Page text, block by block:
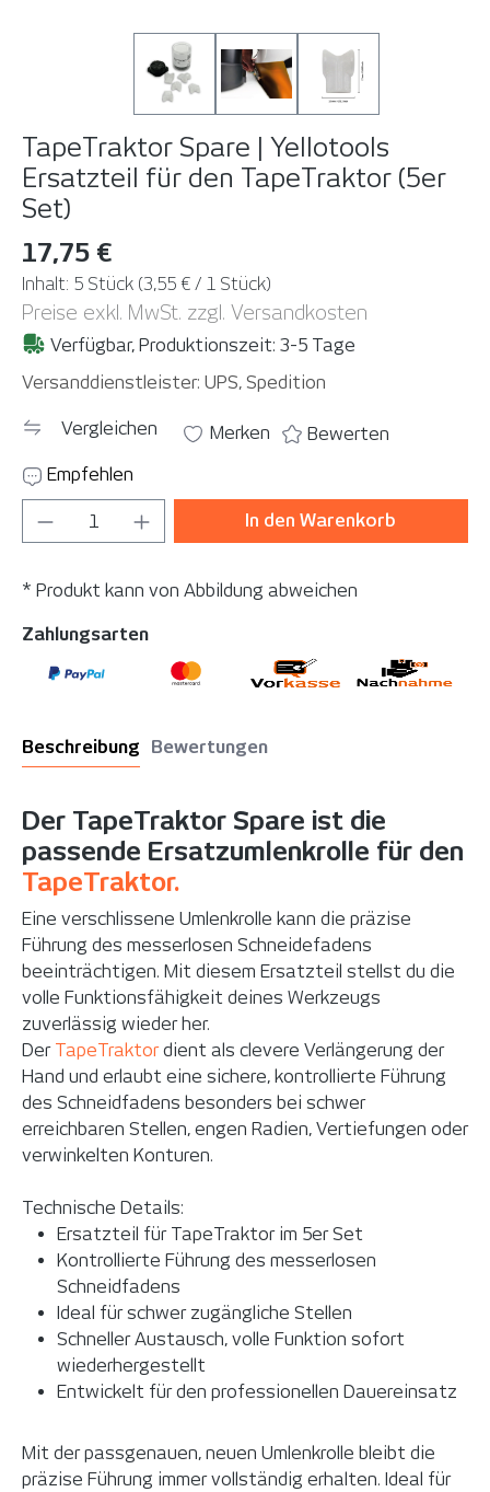
TapeTraktor Spare | Yellotools
Ersatzteil für den TapeTraktor (5er
Set)
17,75 €
Inhalt: 5 Stück (3,55 € / 1 Stück)
Preise exkl. MwSt. zzgl. Versandkosten
Verfügbar, Produktionszeit: 3-5 Tage
Versanddienstleister: UPS, Spedition
Vergleichen Merken
Bewerten
Empfehlen
Produkt Anzahl: Gib den gewünschten
In den Warenkorb
* Produkt kann von Abbildung abweichen
Zahlungsarten
Beschreibung Bewertungen
Der TapeTraktor Spare ist die
passende Ersatzumlenkrolle für den
TapeTraktor.
Eine verschlissene Umlenkrolle kann die präzise
Führung des messerlosen Schneidefadens
beeinträchtigen. Mit diesem Ersatzteil stellst du die
volle Funktionsfähigkeit deines Werkzeugs
zuverlässig wieder her.
Der TapeTraktordient als clevere Verlängerung der
Hand und erlaubt eine sichere, kontrollierte Führung
des Schneidfadens besonders bei schwer
erreichbaren Stellen, engen Radien, Vertiefungen oder
verwinkelten Konturen.
Technische Details:
Ersatzteil für TapeTraktor im 5er Set
Kontrollierte Führung des messerlosen
Schneidfadens
Ideal für schwer zugängliche Stellen
Schneller Austausch, volle Funktion sofort
wiederhergestellt
Entwickelt für den professionellen Dauereinsatz
Mit der passgenauen, neuen Umlenkrolle bleibt die
präzise Führung immer vollständig erhalten. Ideal für